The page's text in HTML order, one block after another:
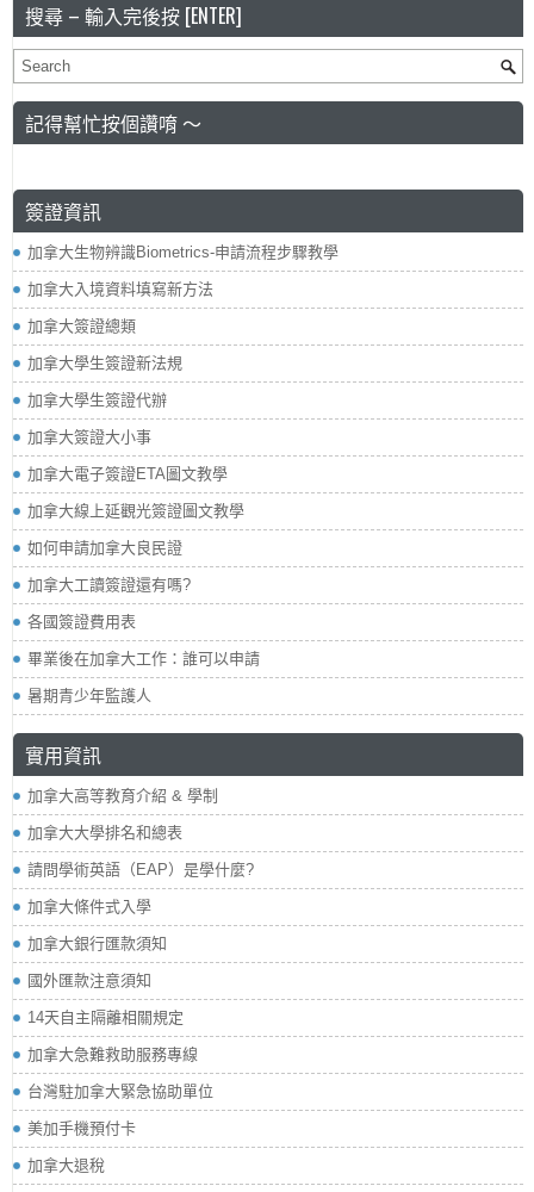
搜尋 – 輸入完後按 [ENTER]
記得幫忙按個讚唷 ～
簽證資訊
加拿大生物辨識Biometrics-申請流程步驟教學
加拿大入境資料填寫新方法
加拿大簽證總類
加拿大學生簽證新法規
加拿大學生簽證代辦
加拿大簽證大小事
加拿大電子簽證ETA圖文教學
加拿大線上延觀光簽證圖文教學
如何申請加拿大良民證
加拿大工讀簽證還有嗎?
各國簽證費用表
畢業後在加拿大工作：誰可以申請
暑期青少年監護人
實用資訊
加拿大高等教育介紹 & 學制
加拿大大學排名和總表
請問學術英語（EAP）是學什麼?
加拿大條件式入學
加拿大銀行匯款須知
國外匯款注意須知
14天自主隔離相關規定
加拿大急難救助服務專線
台灣駐加拿大緊急協助單位
美加手機預付卡
加拿大退稅